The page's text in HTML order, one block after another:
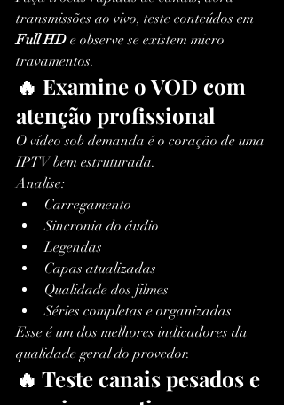
transmissões ao vivo, teste conteúdos em
Full HD e observe se existem micro
travamentos.
🔥 Examine o VOD com
atenção profissional
O vídeo sob demanda é o coração de uma
IPTV bem estruturada.
Analise:
Carregamento
Sincronia do áudio
Legendas
Capas atualizadas
Qualidade dos filmes
Séries completas e organizadas
Esse é um dos melhores indicadores da
qualidade geral do provedor.
🔥 Teste canais pesados e